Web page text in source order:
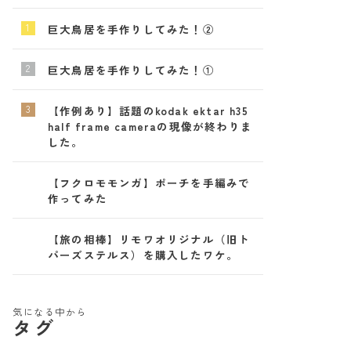
巨大鳥居を手作りしてみた！②
巨大鳥居を手作りしてみた！①
【作例あり】話題のkodak ektar h35
half frame cameraの現像が終わりま
した。
【フクロモモンガ】ポーチを手編みで
作ってみた
【旅の相棒】リモワオリジナル（旧ト
パーズステルス）を購入したワケ。
気になる中から
タグ